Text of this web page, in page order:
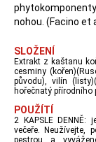
nohou. (Facino et
SLOŽENÍ
Extrakt z kaštanu
cesminy
původu), vilín
hořečnatý přírodního
POUŽÍTÍ
2 KAPSLE
večeře. Neužívejte,
pestrou a